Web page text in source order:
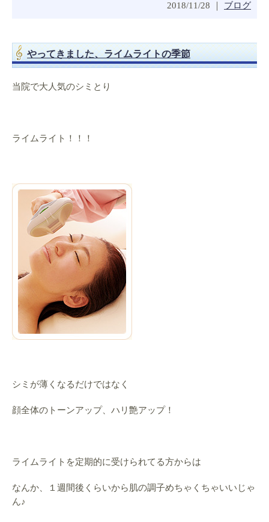
2018/11/28 ｜ ブログ
やってきました、ライムライトの季節
当院で大人気のシミとり
ライムライト！！！
シミが薄くなるだけではなく
顔全体のトーンアップ、ハリ艶アップ！
ライムライトを定期的に受けられてる方からは
なんか、１週間後くらいから肌の調子めちゃくちゃいいじゃ
ん♪